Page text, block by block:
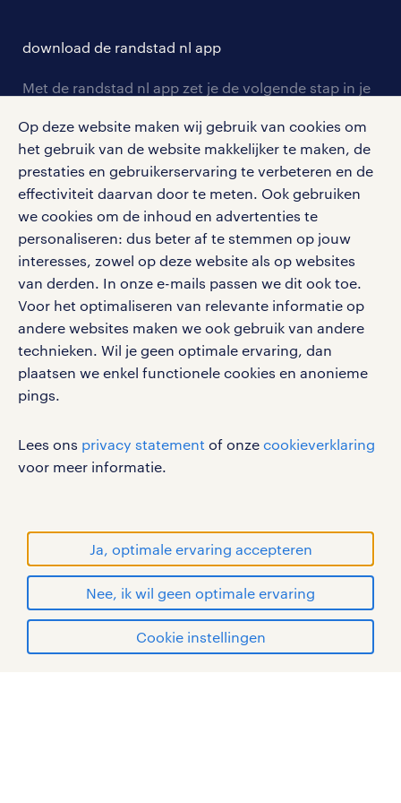
Op deze website maken wij gebruik van cookies om
het gebruik van de website makkelijker te maken, de
prestaties en gebruikerservaring te verbeteren en de
effectiviteit daarvan door te meten. Ook gebruiken
we cookies om de inhoud en advertenties te
personaliseren: dus beter af te stemmen op jouw
interesses, zowel op deze website als op websites
van derden. In onze e-mails passen we dit ook toe.
Voor het optimaliseren van relevante informatie op
andere websites maken we ook gebruik van andere
technieken. Wil je geen optimale ervaring, dan
plaatsen we enkel functionele cookies en anonieme
pings.
Lees ons privacy statement of onze cookieverklaring
voor meer informatie.
Ja, optimale ervaring accepteren
Nee, ik wil geen optimale ervaring
Cookie instellingen
solliciteren
tarieven
personeel gezocht
aanmelden nieuwsbrief
solliciteren
salarischecker
bruto-netto calculator
onze vestigingen
pers
klachten en misstanden
download de randstad nl app
Met de randstad nl app zet je de volgende stap in je
en ontvang berichten van je intercedent.
Eenvoudig, snel en overal.
apple app store
google play store
social media
Volg ons voor de leukste content omtrent
vacatures, solliciteren en inspiratie.
werken bij randstad
disclaimer
sitemap
RANDSTAD, HUMAN FORWARD en SHAPING THE